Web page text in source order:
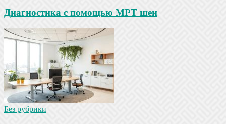
Диагностика с помощью МРТ шеи
Без рубрики